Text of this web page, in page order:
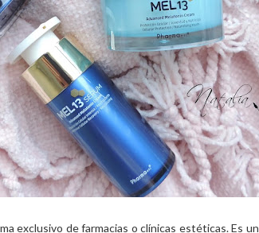
exclusivo de farmacias o clínicas estéticas. Es